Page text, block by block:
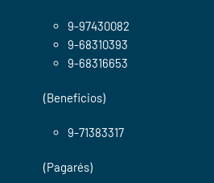
9-97430082
9-68310393
9-68316653
(Beneficios)
9-71383317
(Pagarés)